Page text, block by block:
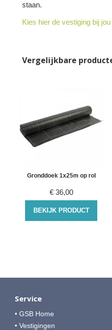
staan.
Kies hier de vestiging bij
Vergelijkbare
Gronddoek 1x25m op rol
€ 36,00
BEKIJK PRODUCT
Service
• GSB Home
• Vestigingen